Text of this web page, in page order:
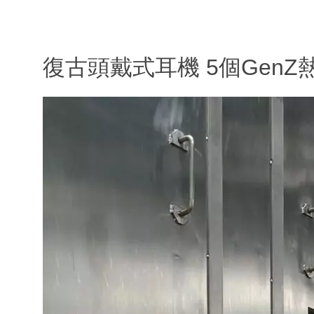
復古頭戴式耳機 5個GenZ